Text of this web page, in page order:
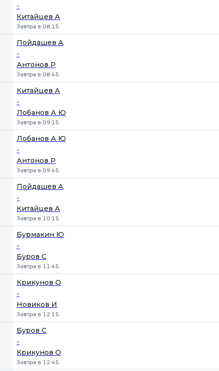
-
Китайцев А
Завтра в 08:15
Пойдашев А
-
Антонов Р
Завтра в 08:45
Китайцев А
-
Лобанов А Ю
Завтра в 09:15
Лобанов А Ю
-
Антонов Р
Завтра в 09:45
Пойдашев А
-
Китайцев А
Завтра в 10:15
Бурмакин Ю
-
Буров С
Завтра в 11:45
Крикунов О
-
Новиков И
Завтра в 12:15
Буров С
-
Крикунов О
Завтра в 12:45